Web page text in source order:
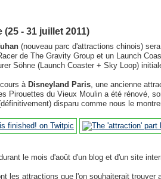
- 31 juillet 2011)
(nouveau parc d'attractions chinois)
de The Gravity Group et un Launch
Söhne (Launch Coaster + Sky Loop)
à Disneyland Paris, une ancienne
Pirouettes du Vieux Moulin a été rénové,
disparu comme nous le
le mois d'août d'un blog et d'un site
les attractions que l'on souhaiterait trouver